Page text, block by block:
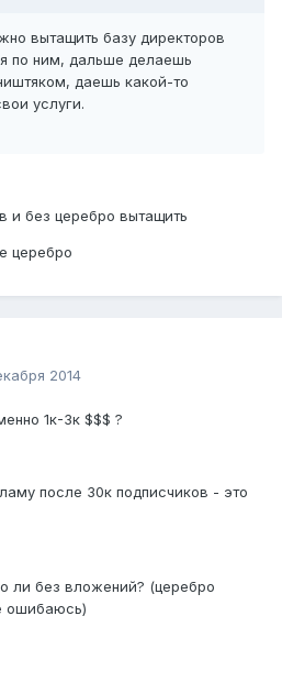
вытащить базу директоров
по ним, дальше делаешь
даешь какой-то
услуги.
и без церебро вытащить
церебро
2014
1к-3к $$$ ?
после 30к подписчиков - это
ли без вложений? (церебро
ошибаюсь)